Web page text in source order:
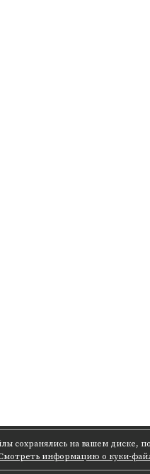
сохранялись на вашем диске,
информацию о куки-